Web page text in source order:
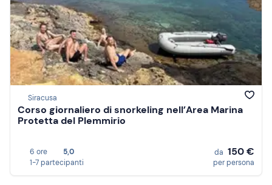
Siracusa
Corso giornaliero di snorkeling nell’Area Marina
Protetta del Plemmirio
6 ore
5,0
1-7 partecipanti
da 150 €
per persona